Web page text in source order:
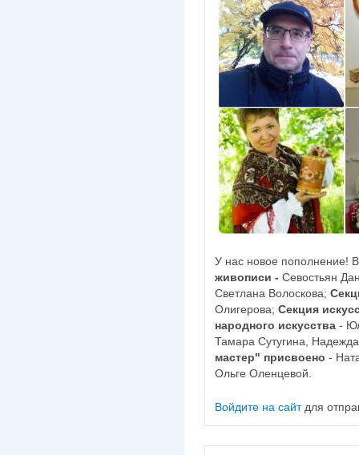
У нас новое пополнение!
живописи - Севостьян
Светлана Волоскова;
Олигерова; Секция
народного искусства -
Тамара Сутугина,
мастер" присвоено -
Ольге Оленцевой.
Войдите на сайтдля